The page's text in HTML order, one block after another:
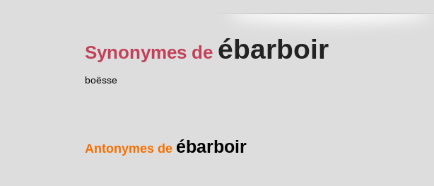
Synonymes de ébarboir
boësse
Antonymes de ébarboir